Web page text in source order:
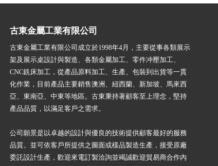
古東金屬工業有限公司
古東金屬工業有限公司成立於1998年4月，主要從事各類展示
架及展示桌設計與製造、各類金屬加工、零件冲壓加工、
CNC銑床加工，從產品原料加工、生產、包裝到出貨等一貫
化作業，目前產品主要銷售澳洲、紐西蘭、新加坡、馬來西
亞、東南亞、中東等地區。古東秉持著顧客至上理念，堅持
產品品質，以滿足客戶之需求。
公司願景是以卓越的設計與優良的技術提供顧客最好的服務
品質。並可依客戶所提供之圖面或樣品製造生產，接受原廠
委託設計生產，歡迎來電訂製洽詢並竭誠歡迎貿易商合作內